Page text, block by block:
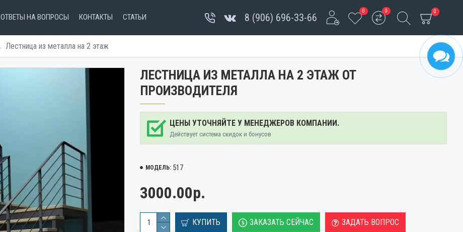
ОТВЕТЫ НА ВОПРОСЫ КОНТАКТЫ СТАТЬИ 8 (906) 696-33-66
0 0 0
Лестница из металла на 2 этаж
ЛЕСТНИЦА ИЗ МЕТАЛЛА НА 2 ЭТАЖ ОТ
ПРОИЗВОДИТЕЛЯ
ЦЕНЫ УТОЧНЯЙТЕ У МЕНЕДЖЕРОВ КОМПАНИИ.
Действует система скидок и бонусов
МОДЕЛЬ: 517
3000.00р.
КУПИТЬ ЗАКАЗАТЬ СЕЙЧАС ЗАДАТЬ ВОПРОС